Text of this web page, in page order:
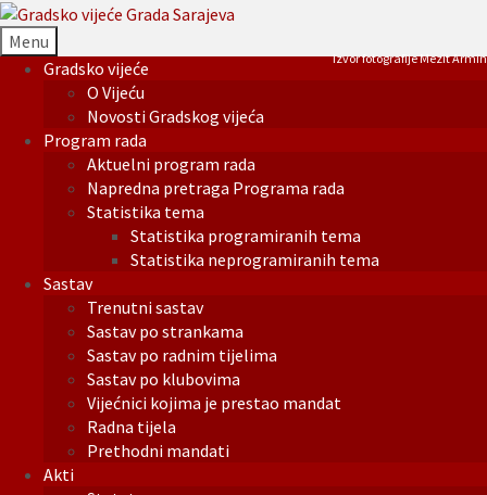
Menu
Gradsko vijeće
O Vijeću
Novosti Gradskog vijeća
Program rada
Aktuelni program rada
Napredna pretraga Programa rada
Statistika tema
Statistika programiranih tema
Statistika neprogramiranih tema
Sastav
Trenutni sastav
Sastav po strankama
Sastav po radnim tijelima
Sastav po klubovima
Vijećnici kojima je prestao mandat
Radna tijela
Prethodni mandati
Akti
Izvor fotografije Mezit Armin